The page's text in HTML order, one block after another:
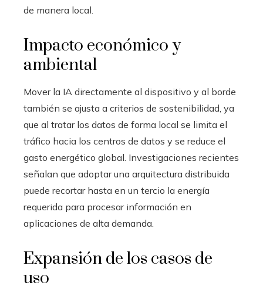
de manera local.
Impacto económico y
ambiental
Mover la IA directamente al dispositivo y al borde
también se ajusta a criterios de sostenibilidad, ya
que al tratar los datos de forma local se limita el
tráfico hacia los centros de datos y se reduce el
gasto energético global. Investigaciones recientes
señalan que adoptar una arquitectura distribuida
puede recortar hasta en un tercio la energía
requerida para procesar información en
aplicaciones de alta demanda.
Expansión de los casos de
uso